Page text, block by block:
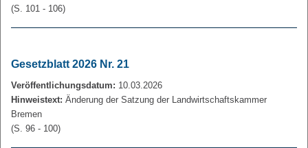
(S. 101 - 106)
Gesetzblatt 2026 Nr. 21
Veröffentlichungsdatum: 10.03.2026
Hinweistext: Änderung der Satzung der Landwirtschaftskammer
Bremen
(S. 96 - 100)